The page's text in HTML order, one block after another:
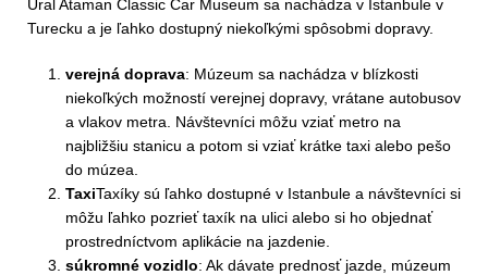
Ural Ataman Classic Car Museum sa nachádza v Istanbule v
Turecku a je ľahko dostupný niekoľkými spôsobmi dopravy.
verejná doprava: Múzeum sa nachádza v blízkosti
niekoľkých možností verejnej dopravy, vrátane autobusov
a vlakov metra. Návštevníci môžu vziať metro na
najbližšiu stanicu a potom si vziať krátke taxi alebo pešo
do múzea.
TaxiTaxíky sú ľahko dostupné v Istanbule a návštevníci si
môžu ľahko pozrieť taxík na ulici alebo si ho objednať
prostredníctvom aplikácie na jazdenie.
súkromné vozidlo: Ak dávate prednosť jazde, múzeum